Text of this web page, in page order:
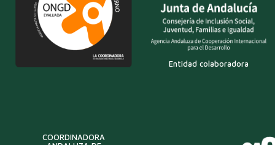
Entidad colaboradora
COORDINADORA